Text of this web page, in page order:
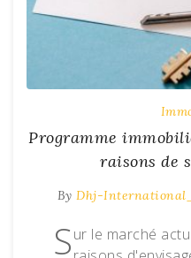
Programme
raisons de
By Dhj-
Sur le marché